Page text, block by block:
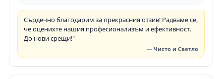
Сърдечно благодарим за прекрасния отзив! Радваме се,
че оценихте нашия професионализъм и ефективност.
До нови срещи!"
— Чисто и Светло